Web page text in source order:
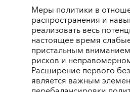
Меры политики в
распространения и
реализовать весь
настоящее время
пристальным
рисков и
Расширение первого
является важным